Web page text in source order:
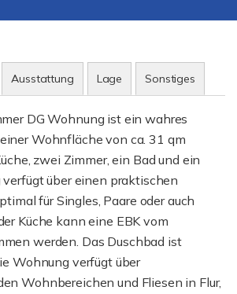
Ausstattung Lage Sonstiges
DG Wohnung ist ein wahres
Wohnfläche von ca. 31 qm
zwei Zimmer, ein Bad und ein
verfügt über einen praktischen
für Singles, Paare oder auch
Küche kann eine EBK vom
werden. Das Duschbad ist
Wohnung verfügt über
Wohnbereichen und Fliesen in Flur,